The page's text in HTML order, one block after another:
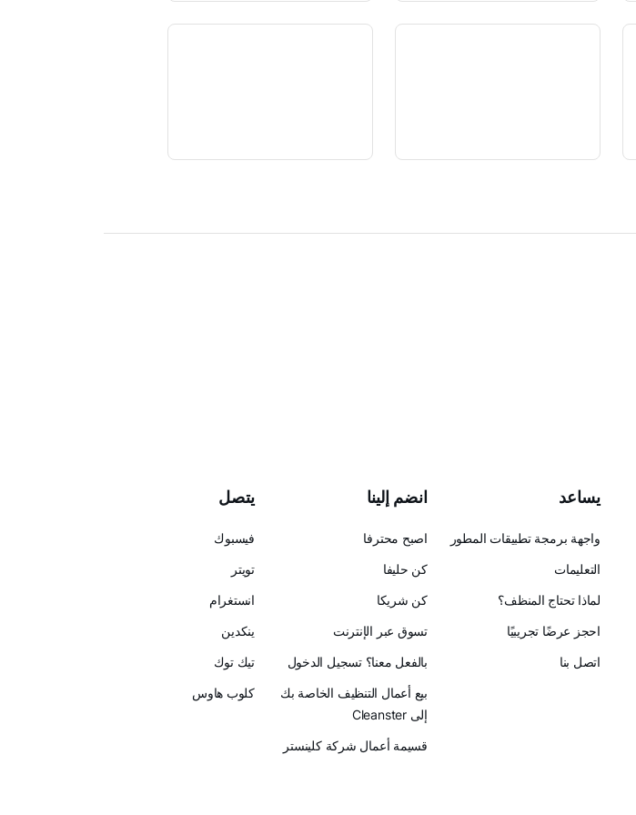
يساعد
واجهة برمجة تطبيقات المطور
التعليمات
لماذا تحتاج المنظف؟
احجز عرضًا تجريبيًا
اتصل بنا
انضم إلينا
اصبح محترفا
كن حليفا
كن شريكا
تسوق عبر الإنترنت
بالفعل معنا؟ تسجيل الدخول
بيع أعمال التنظيف الخاصة بك
إلى Cleanster
قسيمة أعمال شركة كلينستر
يتصل
فيسبوك
تويتر
انستغرام
ينكدين
تيك توك
كلوب هاوس